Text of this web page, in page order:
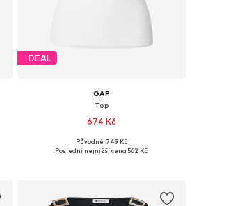
DEAL
GAP
Top
674 Kč
Dostupné velikosti: XS, S, M, L
Původně: 749 Kč
Poslední nejnižší cena:562 Kč